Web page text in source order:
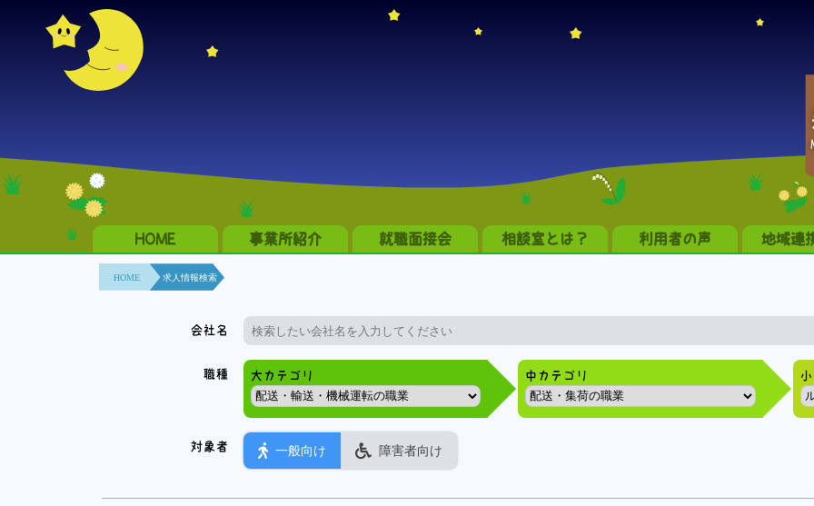
HOME 事業所紹介 就職面接会 相談室とは？ 利用者の声 地域連
HOME 求人情報検索
会社名
職種 大カテゴリ 中カテゴリ
対象者 一般向け 障害者向け